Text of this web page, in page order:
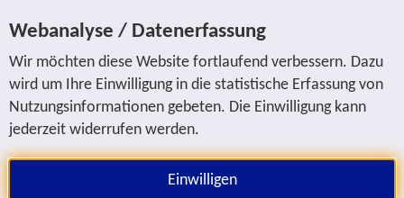
Webanalyse / Datenerfassung
Wir möchten diese Website fortlaufend verbessern. Dazu
wird um Ihre Einwilligung in die statistische Erfassung von
Nutzungsinformationen gebeten. Die Einwilligung kann
jederzeit widerrufen werden.
Einwilligen